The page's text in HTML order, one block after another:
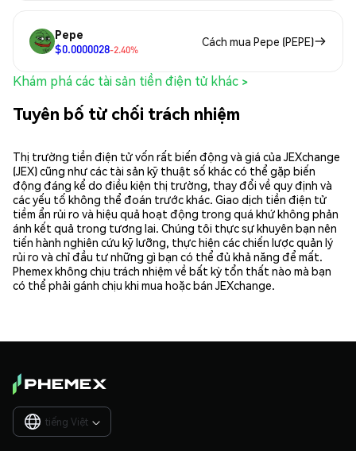
Pepe
$0.0000028-2.40%
Cách mua Pepe (PEPE)
Khám phá các tài sản tiền điện tử khác >
Tuyên bố từ chối trách nhiệm
Thị trường tiền điện tử vốn rất biến động và giá của JEXchange
(JEX) cũng như các tài sản kỹ thuật số khác có thể gặp biến
động đáng kể do điều kiện thị trường, thay đổi về quy định và
các yếu tố không thể đoán trước khác. Giao dịch tiền điện tử
tiềm ẩn rủi ro và hiệu quả hoạt động trong quá khứ không phản
ánh kết quả trong tương lai. Chúng tôi thực sự khuyên bạn nên
tiến hành nghiên cứu kỹ lưỡng, thực hiện các chiến lược quản lý
rủi ro và chỉ đầu tư những gì bạn có thể đủ khả năng để mất.
Phemex không chịu trách nhiệm về bất kỳ tổn thất nào mà bạn
có thể phải gánh chịu khi mua hoặc bán JEXchange.
tiếng Việt 